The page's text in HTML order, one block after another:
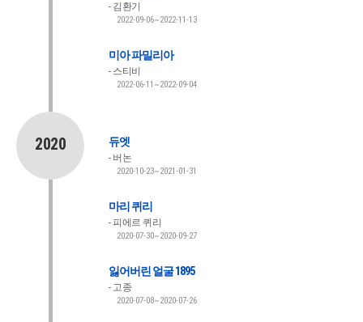
김환기
2022-09-06~2022-11-13
미아 파밀리아
스티비
2022-06-11~2022-09-04
2020 듀엣
버논
2020-10-23~2021-01-31
마리 퀴리
피에르 퀴리
2020-07-30~2020-09-27
잃어버린 얼굴 1895
고종
2020-07-08~2020-07-26